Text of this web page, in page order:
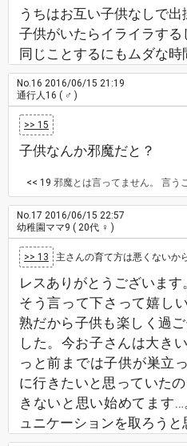
うちはお互い子供なしで出
子供がいたらイライラする
同じことするにもムダな時
No.16 2016/06/15 21:19
通行人16 ( ♂ )
>> 15
子供なんか邪魔だと？
<< 19 邪魔とは言ってません。 言うこと聞くならスムーズにいきますが ほぼママの言うこと
No.17 2016/06/15 22:57
幼稚園ママ9 ( 20代 ♀ )
>> 13 主さんの育て方は悪くないから、ママとお家が大好きなのではないで
レスありがとうございます。
そう言って下さって嬉し
熟だから子供も楽しく過
した。今お子さんは大き
っと前までは子供が巣立
に行きたいと思っていた
きないと思い始めてます
ュニケーションを取ろうと